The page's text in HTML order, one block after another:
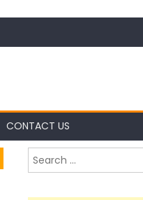
CONTACT US
Search
for: